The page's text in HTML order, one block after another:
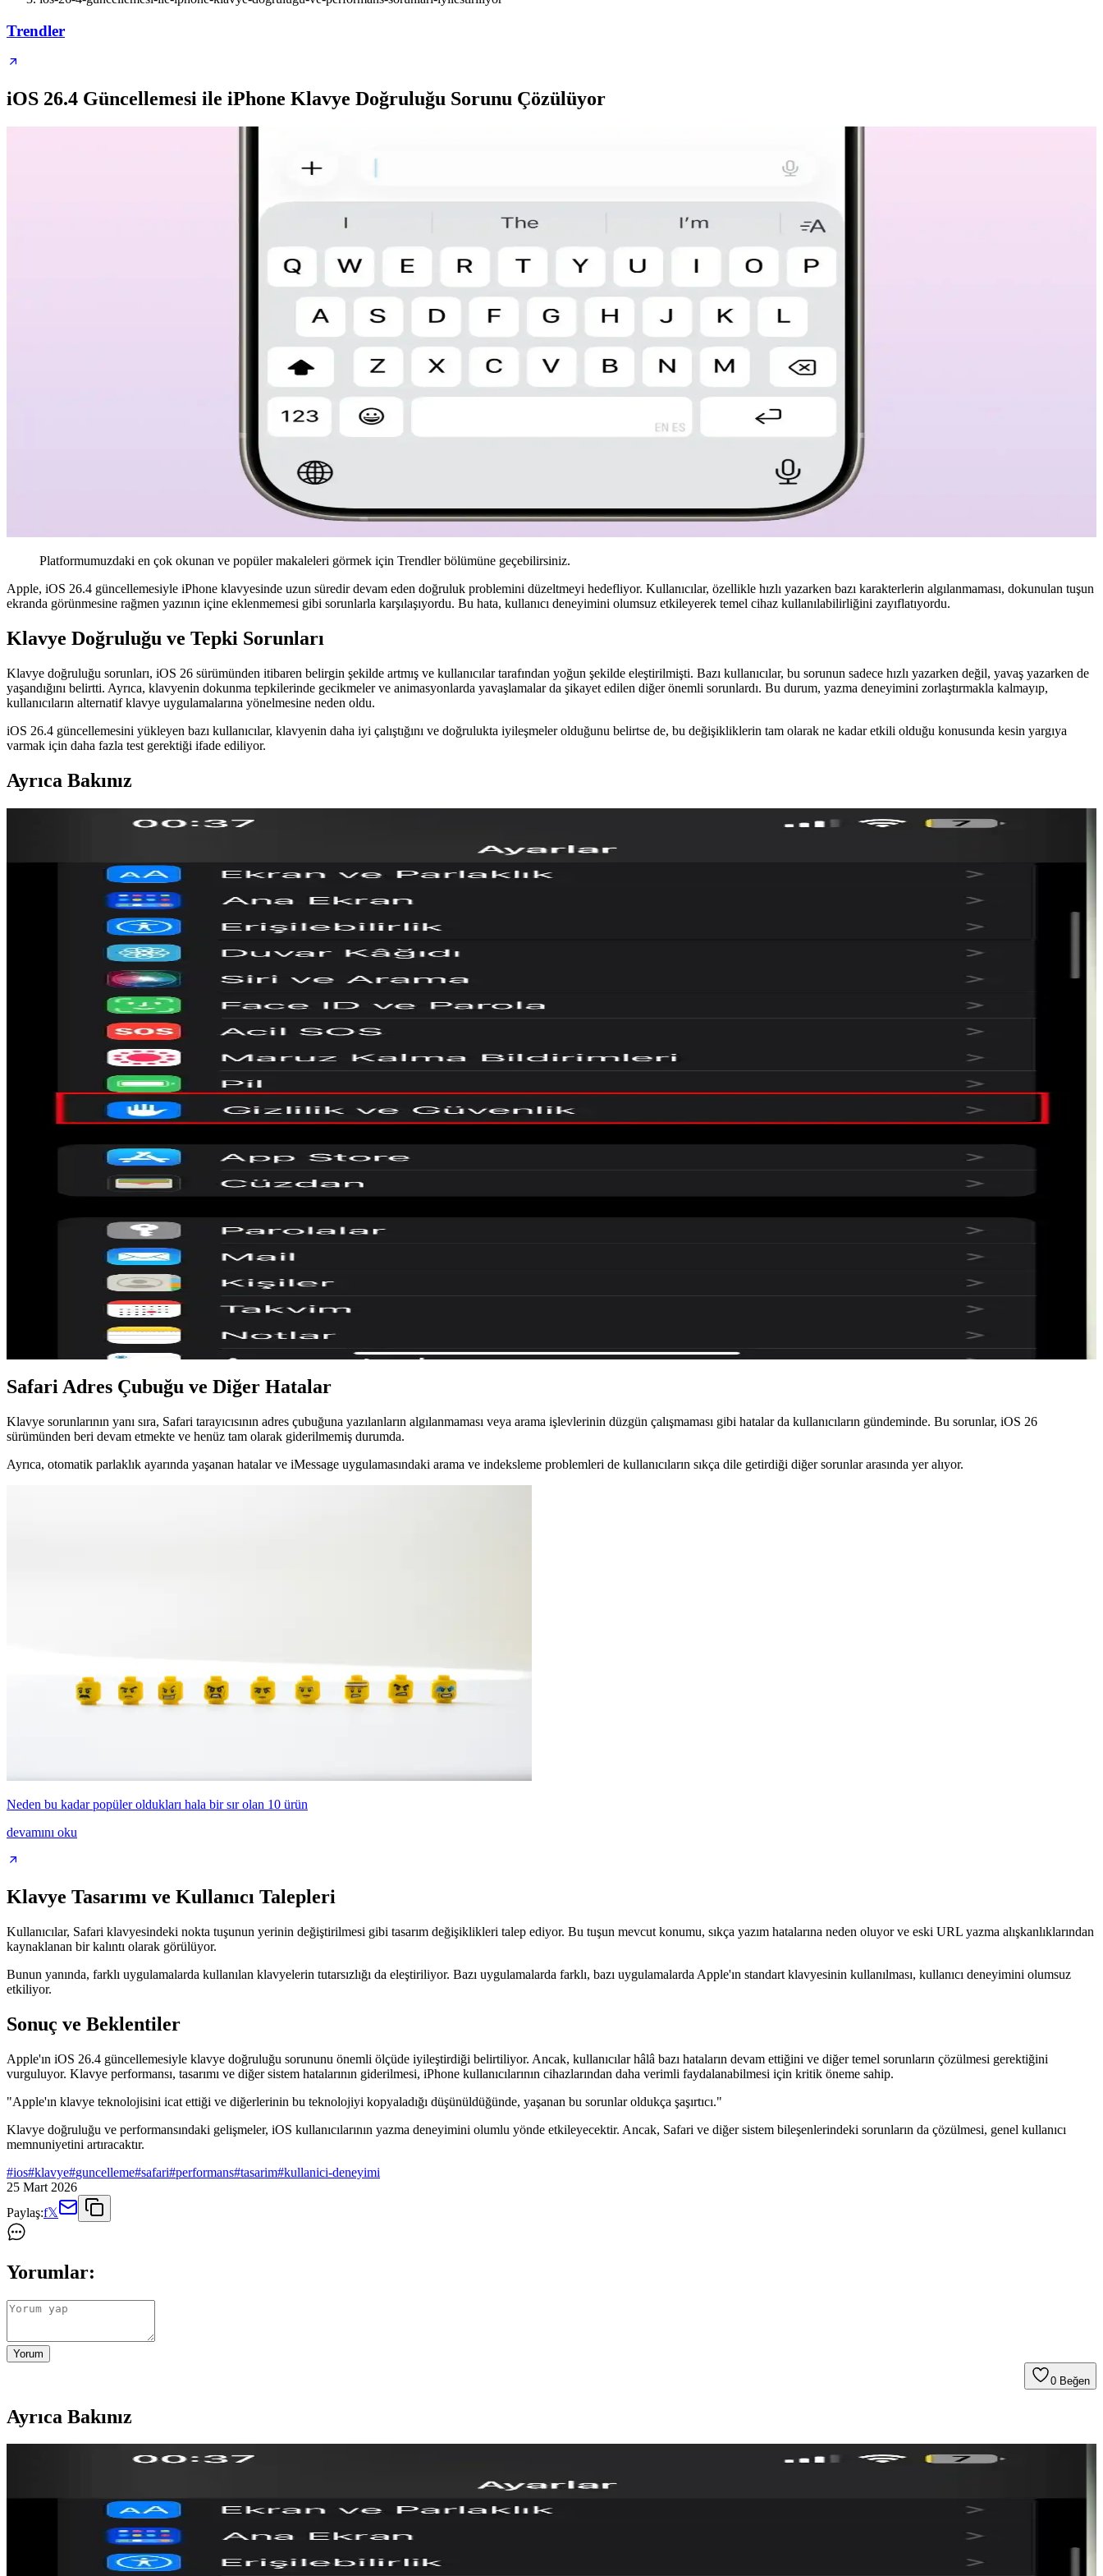
Trendler
iOS 26.4 Güncellemesi ile iPhone Klavye Doğruluğu Sorunu Çözülüyor
Platformumuzdaki en çok okunan ve popüler makaleleri görmek için Trendler bölümüne geçebilirsiniz.
Apple, iOS 26.4 güncellemesiyle iPhone klavyesinde uzun süredir devam eden doğruluk problemini düzeltmeyi hedefliyor. Kullanıcılar, özellikle hızlı yazarken bazı karakterlerin algılanmaması, dokunulan tuşun
ekranda görünmesine rağmen yazının içine eklenmemesi gibi sorunlarla karşılaşıyordu. Bu hata, kullanıcı deneyimini olumsuz etkileyerek temel cihaz kullanılabilirliğini zayıflatıyordu.
Klavye Doğruluğu ve Tepki Sorunları
Klavye doğruluğu sorunları, iOS 26 sürümünden itibaren belirgin şekilde artmış ve kullanıcılar tarafından yoğun şekilde eleştirilmişti. Bazı kullanıcılar, bu sorunun sadece hızlı yazarken değil, yavaş yazarken de
yaşandığını belirtti. Ayrıca, klavyenin dokunma tepkilerinde gecikmeler ve animasyonlarda yavaşlamalar da şikayet edilen diğer önemli sorunlardı. Bu durum, yazma deneyimini zorlaştırmakla kalmayıp,
kullanıcıların alternatif klavye uygulamalarına yönelmesine neden oldu.
iOS 26.4 güncellemesini yükleyen bazı kullanıcılar, klavyenin daha iyi çalıştığını ve doğrulukta iyileşmeler olduğunu belirtse de, bu değişikliklerin tam olarak ne kadar etkili olduğu konusunda kesin yargıya
varmak için daha fazla test gerektiği ifade ediliyor.
Ayrıca Bakınız
Otellerde USB Şarj Portları ve Juice Jacking Güvenlik Riskleri ve Önlemleri
Otellerde USB şarj portları üzerinden gerçekleşebileceği düşünülen juice jacking saldırıları, iOS cihazların varsayılan güvenlik önlemleri sayesinde nadiren gerçekleşir. Basit ayarlarla riskler azaltılabilir.
Samsung Galaxy S26'nın Quick Share ile AirDrop Desteği ve Kullanıcı Deneyimi
Samsung Galaxy S26, Quick Share üzerinden AirDrop desteği sunarak Android ve iOS arasında dosya paylaşımını kolaylaştırıyor. Ancak Wi-Fi sorunları ve eski modellere destek belirsizliği kullanıcıları
iOS'ta RCS ve Video Aramalar: Destek Durumu ve Karşılaşılan Zorluklar
RCS'nin iOS'taki video arama desteği sınırlı kalıyor. Operatörlerin yetersiz desteği ve teknik sorunlar, kullanıcı deneyimini olumsuz etkiliyor. Bu durum teknolojinin yaygınlaşmasını engelliyor.
Apple'ın 2024'te Yayınlayacağı Yeni iPhone Uygulamaları: İş ve Yapay Zeka Odaklı
Apple, 2024 yılında iş dünyasına yönelik Apple Business ve yapay zeka destekli Siri sohbet uygulamalarını iOS, iPadOS ve macOS platformlarında kullanıma sunacak. Yeni uygulamalar iş ve iletişim deneyimini
geliştirmeyi amaçlıyor.
Google Pixel 9 ile Android ve iPhone Arasında AirDrop Benzeri Dosya Transferi Desteği
Google Pixel 9, Apple'ın güvenlik standartlarına uygun AirDrop benzeri dosya transferi özelliğiyle Android ve iPhone arasında kolay ve güvenli paylaşım sunuyor. Bölgesel erişim farklılıkları mevcut.
iOS 26.4 ve CarPlay Video Özelliği: Araç İçi Eğlencede Güvenlik Odaklı Yenilikler
Samsung Galaxy S26'nın Apple AirDrop Uyumuyla Çoklu Platform Dosya Paylaşımı
Samsung Galaxy S26'nın Apple AirDrop ile uyumluluğu, farklı işletim sistemleri arasında dosya paylaşımını kolaylaştırarak kullanıcı deneyimini geliştiriyor ve ekosistemler arası etkileşimi artırıyor.
iOS Klavye ve Otomatik Düzeltme Sorunları: Performans Düşüşü ve Güncelleme Beklentileri
iOS klavye ve otomatik düzeltme sistemindeki performans düşüşü, yazım hatalarının artmasına ve kullanıcı deneyiminin olumsuz etkilenmesine yol açıyor. 26.4 güncellemesiyle iyileştirme bekleniyor.
Safari Adres Çubuğu ve Diğer Hatalar
Klavye sorunlarının yanı sıra, Safari tarayıcısının adres çubuğuna yazılanların algılanmaması veya arama işlevlerinin düzgün çalışmaması gibi hatalar da kullanıcıların gündeminde. Bu sorunlar, iOS 26
sürümünden beri devam etmekte ve henüz tam olarak giderilmemiş durumda.
Ayrıca, otomatik parlaklık ayarında yaşanan hatalar ve iMessage uygulamasındaki arama ve indeksleme problemleri de kullanıcıların sıkça dile getirdiği diğer sorunlar arasında yer alıyor.
Neden bu kadar popüler oldukları hala bir sır olan 10 ürün
devamını oku
Klavye Tasarımı ve Kullanıcı Talepleri
Kullanıcılar, Safari klavyesindeki nokta tuşunun yerinin değiştirilmesi gibi tasarım değişiklikleri talep ediyor. Bu tuşun mevcut konumu, sıkça yazım hatalarına neden oluyor ve eski URL yazma alışkanlıklarından
kaynaklanan bir kalıntı olarak görülüyor.
Bunun yanında, farklı uygulamalarda kullanılan klavyelerin tutarsızlığı da eleştiriliyor. Bazı uygulamalarda farklı, bazı uygulamalarda Apple'ın standart klavyesinin kullanılması, kullanıcı deneyimini olumsuz
etkiliyor.
Sonuç ve Beklentiler
Apple'ın iOS 26.4 güncellemesiyle klavye doğruluğu sorununu önemli ölçüde iyileştirdiği belirtiliyor. Ancak, kullanıcılar hâlâ bazı hataların devam ettiğini ve diğer temel sorunların çözülmesi gerektiğini
vurguluyor. Klavye performansı, tasarımı ve diğer sistem hatalarının giderilmesi, iPhone kullanıcılarının cihazlarından daha verimli faydalanabilmesi için kritik öneme sahip.
"Apple'ın klavye teknolojisini icat ettiği ve diğerlerinin bu teknolojiyi kopyaladığı düşünüldüğünde, yaşanan bu sorunlar oldukça şaşırtıcı."
Klavye doğruluğu ve performansındaki gelişmeler, iOS kullanıcılarının yazma deneyimini olumlu yönde etkileyecektir. Ancak, Safari ve diğer sistem bileşenlerindeki sorunların da çözülmesi, genel kullanıcı
memnuniyetini artıracaktır.
#ios#klavye#guncelleme#safari#performans#tasarim#kullanici-deneyimi
25 Mart 2026
Paylaş:f𝕏
Yorumlar:
Yorum
0 Beğen
Ayrıca Bakınız
Otellerde USB Şarj Portları ve Juice Jacking Güvenlik Riskleri ve Önlemleri
Otellerde USB şarj portları üzerinden gerçekleşebileceği düşünülen juice jacking saldırıları, iOS cihazların varsayılan güvenlik önlemleri sayesinde nadiren gerçekleşir. Basit ayarlarla riskler azaltılabilir.
Samsung Galaxy S26'nın Quick Share ile AirDrop Desteği ve Kullanıcı Deneyimi
Samsung Galaxy S26, Quick Share üzerinden AirDrop desteği sunarak Android ve iOS arasında dosya paylaşımını kolaylaştırıyor. Ancak Wi-Fi sorunları ve eski modellere destek belirsizliği kullanıcıları